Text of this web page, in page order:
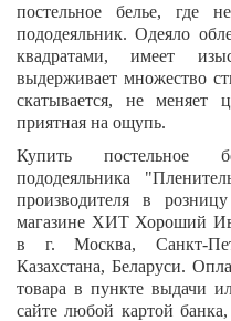
постельное белье, где
пододеяльник. Одеяло
квадратами, имеет
выдерживает множество
скатывается, не меняет
приятная на ощупь.
Купить постельное
пододеяльника "
производителя в
магазине ХИТ Хороший
в г. Москва, Санкт-
Казахстана, Беларуси.
товара в пункте выдачи
сайте любой картой